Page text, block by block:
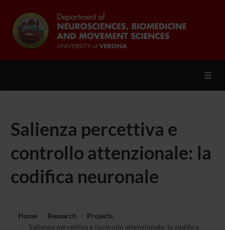
Salienza percettiva e
controllo attenzionale: la
codifica neuronale
Home Research
Projects
Salienza percettiva e controllo attenzionale: la codifica